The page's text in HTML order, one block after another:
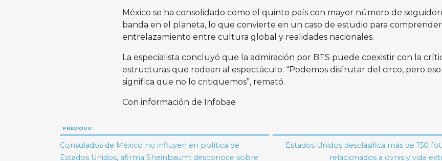
México se ha consolidado como el quinto país con mayor número de
banda en el planeta, lo que convierte en un caso de estudio para comprender
entrelazamiento entre cultura global y realidades nacionales.
La especialista concluyó que la admiración por BTS puede coexistir con la
estructuras que rodean al espectáculo. “Podemos disfrutar del circo, pero
significa que no lo critiquemos”, remató.
Con información de Infobae
Navegación
de
PREVIOUS:
Consulados de México no influyen en política de
Estados Unidos, afirma Sheinbaum: desconoce sobre
Estados Unidos desclasifica más de 150
relacionados a ovnis y vida